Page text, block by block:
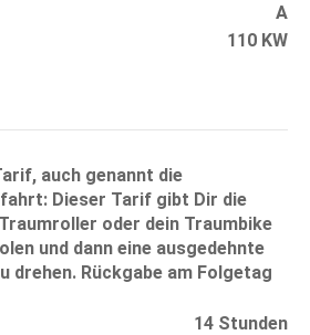
A
110 KW
auch genannt die
Dieser Tarif gibt Dir die
oder dein Traumbike
und dann eine ausgedehnte
drehen. Rückgabe am Folgetag
14 Stunden